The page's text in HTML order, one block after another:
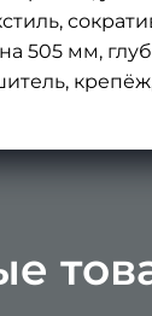
505 мм,